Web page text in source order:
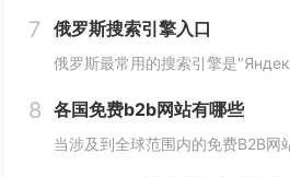
7 俄罗斯搜索引擎入口
8 各国免费b2b网站有哪些